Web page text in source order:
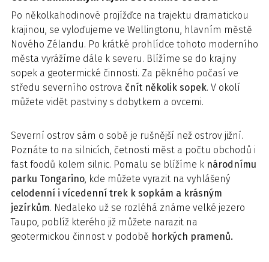
Po několkahodinové projížďce na trajektu dramatickou
krajinou, se vyloďujeme ve Wellingtonu, hlavním městě
Nového Zélandu. Po krátké prohlídce tohoto moderního
města vyrážíme dále k severu. Blížíme se do krajiny
sopek a geotermické činnosti. Za pěkného počasí ve
středu severního ostrova čnít několik sopek. V okolí
můžete vidět pastviny s dobytkem a ovcemi.
Severní ostrov sám o sobě je rušnější než ostrov jižní.
Poznáte to na silnicích, četnosti měst a počtu obchodů i
fast foodů kolem silnic. Pomalu se blížíme k národnímu
parku Tongarino, kde můžete vyrazit na vyhlášený
celodenní i vícedenní trek k sopkám a krásným
jezírkům. Nedaleko už se rozléhá známe velké jezero
Taupo, poblíž kterého již můžete narazit na
geotermickou činnost v podobě horkých pramenů.